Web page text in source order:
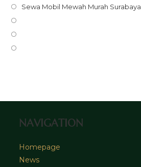
in
Sewa Mobil Mewah Murah Surabaya
tab
NAVIGATION
Homepage
News